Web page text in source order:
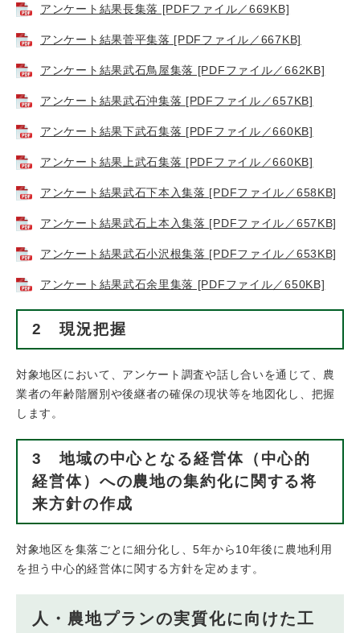
アンケート結果長集落 [PDFファイル／669KB]
アンケート結果菅平集落 [PDFファイル／667KB]
アンケート結果武石鳥屋集落 [PDFファイル／662KB]
アンケート結果武石沖集落 [PDFファイル／657KB]
アンケート結果下武石集落 [PDFファイル／660KB]
アンケート結果上武石集落 [PDFファイル／660KB]
アンケート結果武石下本入集落 [PDFファイル／658KB]
アンケート結果武石上本入集落 [PDFファイル／657KB]
アンケート結果武石小沢根集落 [PDFファイル／653KB]
アンケート結果武石余里集落 [PDFファイル／650KB]
2 現況把握
対象地区において、アンケート調査や話し合いを通じて、農
業者の年齢階層別や後継者の確保の現状等を地図化し、把握
します。
3 地域の中心となる経営体（中心的
経営体）への農地の集約化に関する将
来方針の作成
対象地区を集落ごとに細分化し、5年から10年後に農地利用
を担う中心的経営体に関する方針を定めます。
人・農地プランの実質化に向けた工